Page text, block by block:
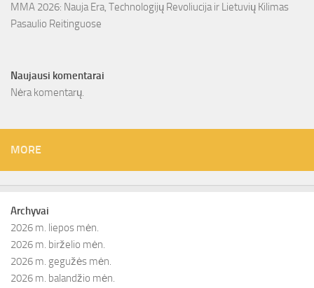
MMA 2026: Nauja Era, Technologijų Revoliucija ir Lietuvių Kilimas
Pasaulio Reitinguose
Naujausi komentarai
Nėra komentarų.
MORE
Archyvai
2026 m. liepos mėn.
2026 m. birželio mėn.
2026 m. gegužės mėn.
2026 m. balandžio mėn.